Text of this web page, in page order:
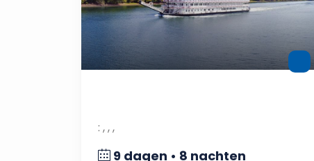
: , , ,
9 dagen • 8 nachten